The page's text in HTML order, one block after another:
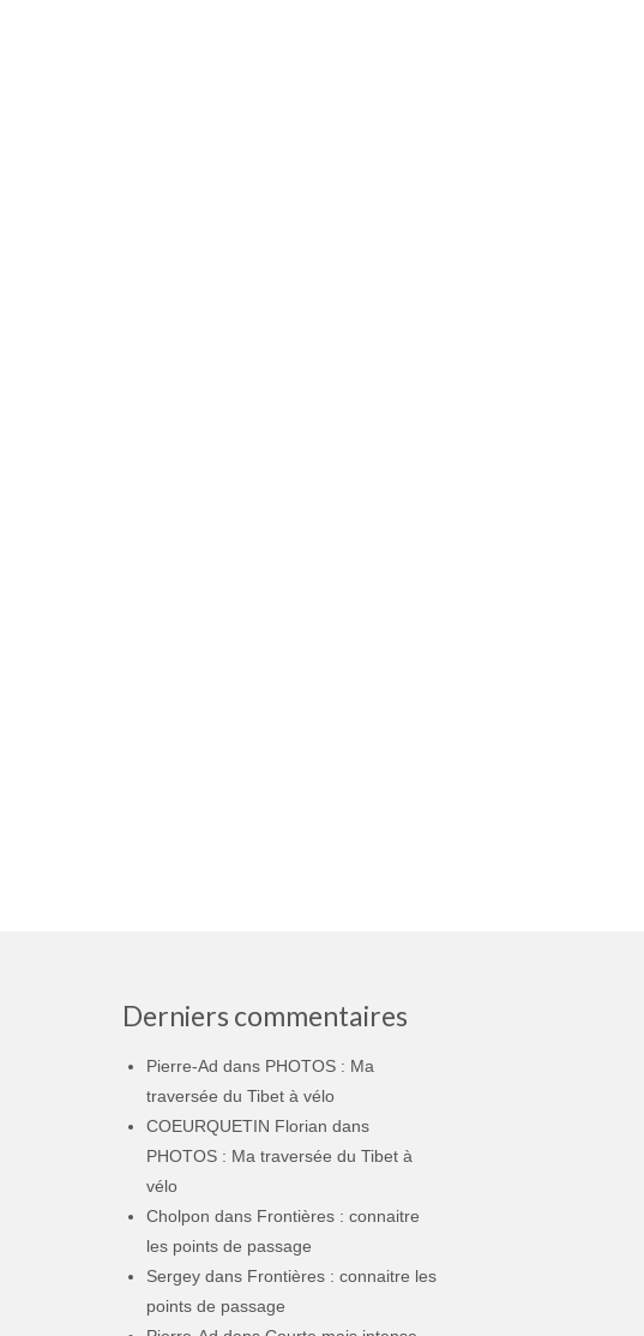
Derniers commentaires
Pierre-Ad dans PHOTOS : Ma
traversée du Tibet à vélo
COEURQUETIN Florian dans
PHOTOS : Ma traversée du Tibet à
vélo
Cholpon dans Frontières : connaitre
les points de passage
Sergey dans Frontières : connaitre les
points de passage